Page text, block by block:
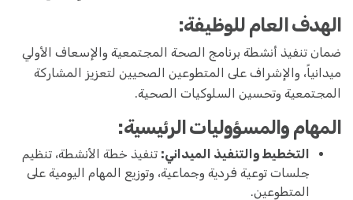
الهدف العام للوظيفة:
ضمان تنفيذ أنشطة برنامج الصحة المجتمعية والإسعاف الأولي
ميدانياً، والإشراف على المتطوعين الصحيين لتعزيز المشاركة
المجتمعية وتحسين السلوكيات الصحية.
المهام والمسؤوليات الرئيسية:
التخطيط والتنفيذ الميداني: تنفيذ خطة الأنشطة، تنظيم
جلسات توعية فردية وجماعية، وتوزيع المهام اليومية على
المتطوعين.